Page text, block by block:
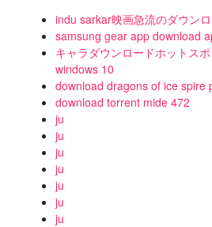
indu sarkar映画急流のダウン
samsung gear app download
キャラダウンロードホットス
windows 10
download dragons of ice spire
download torrent mide 472
ju
ju
ju
ju
ju
ju
ju